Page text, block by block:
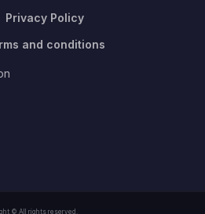
Privacy Policy
and conditions
© All rights reserved.